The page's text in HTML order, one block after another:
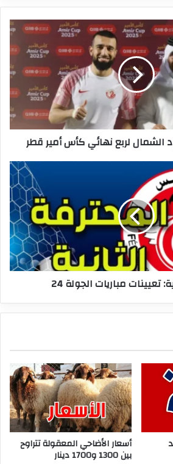
الشمال لربع نهائي كأس أمير قطر
تعيينات مباريات الجولة 24
أسعار الأضاحي المعقولة تتراوح
بين 1300 و1700 دينار